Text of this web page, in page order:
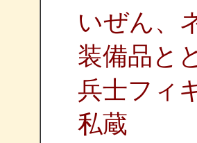
いぜん、
装備品と
兵士フィ
私蔵